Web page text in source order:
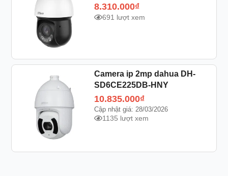
8.310.000₫
691 lượt xem
Camera ip 2mp dahua DH-
SD6CE225DB-HNY
10.835.000₫
Cập nhật giá: 28/03/2026
1135 lượt xem